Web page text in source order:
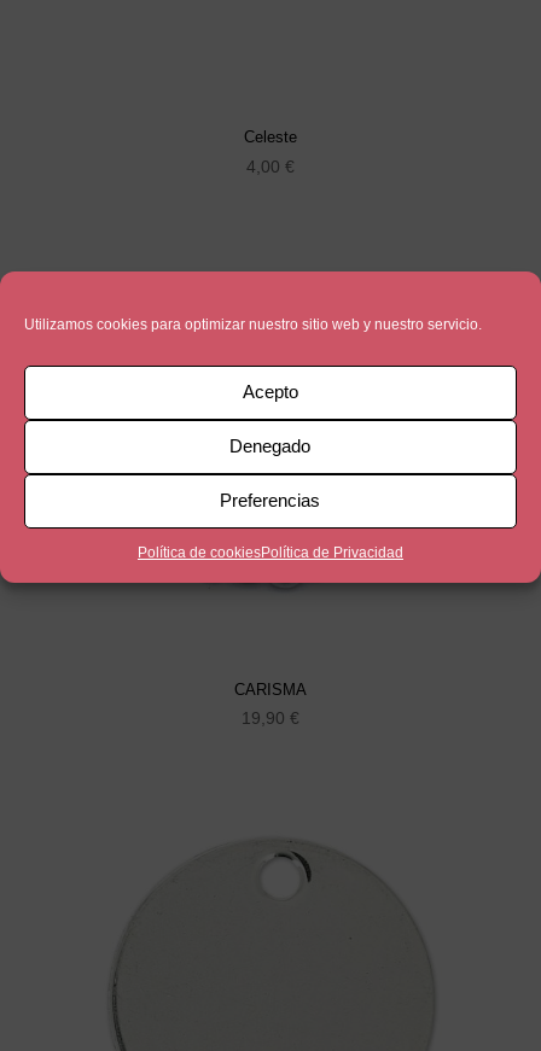
Utilizamos cookies para optimizar nuestro sitio web y nuestro servicio.
Acepto
Denegado
Preferencias
Política de cookiesPolítica de Privacidad
Celeste
4,00 €
CARISMA
19,90 €